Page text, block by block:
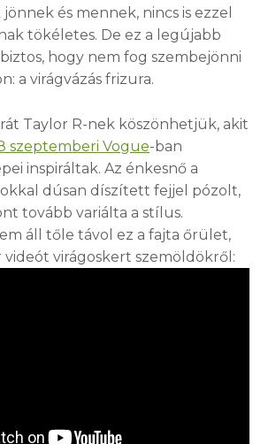
és mennek, nincs is ezzel
tökéletes. De ez a legújabb
hogy nem fog szembejönni
a virágvázás frizura.
Taylor R-nek köszönhetjük, akit
szeptemberi Vogue-ban
inspiráltak. Az énkesnő a
dúsan díszített fejjel pózolt,
tovább variálta a stílus.
áll tőle távol ez a fajta őrület,
virágoskert szemöldökről: